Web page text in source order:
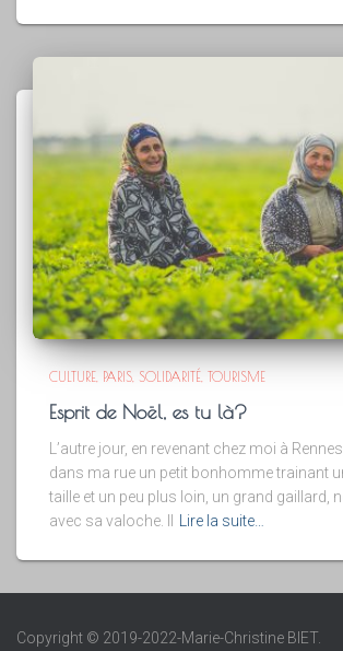
CULTURE PARIS SOLIDARITÉ TOURISME
Esprit de Noël, es tu là?
L’autre jour, en revenant chez moi à
dans ma rue un petit bonhomme trainant
taille et un peu plus loin, un grand gaillard,
avec sa valoche. Il
Lire la suite…
Copyright © 2019-2022-Marie-Christine BIET.